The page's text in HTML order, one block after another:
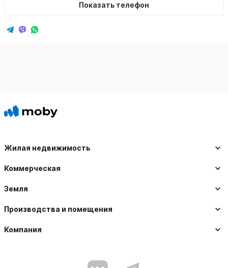
Показать телефон
Жилая недвижимость
Коммерческая
Земля
Производства и помещения
Компания